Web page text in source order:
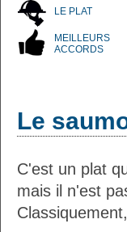
LE PLAT
MEILLEURS
ACCORDS
Le
C'est un plat
mais il n'est